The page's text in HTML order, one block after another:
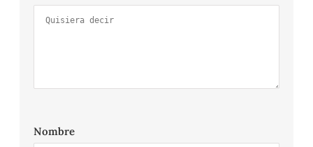
Nombre